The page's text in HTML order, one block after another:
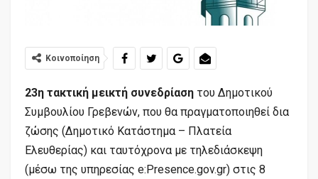
Κοινοποίηση
23η τακτική μεικτή συνεδρίαση του Δημοτικού
Συμβουλίου Γρεβενών, που θα πραγματοποιηθεί δια
ζώσης (Δημοτικό Κατάστημα – Πλατεία
Ελευθερίας) και ταυτόχρονα με τηλεδιάσκεψη
(μέσω της υπηρεσίας e:Presence.gov.gr) στις 8